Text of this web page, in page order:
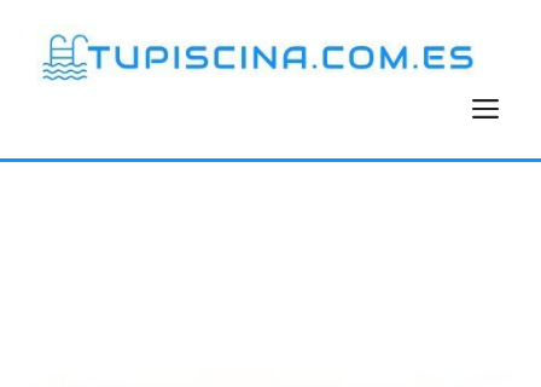
contenido